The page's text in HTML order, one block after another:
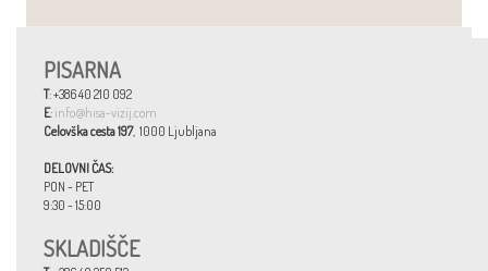
PISARNA
T: +386 40 210 092
E: info@hisa-vizij.com
Celovška cesta 197, 1000 Ljubljana
DELOVNI ČAS:
PON - PET
9:30 - 15:00
SKLADIŠČE